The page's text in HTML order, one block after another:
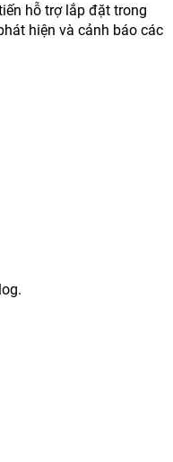
hỗ trợ lắp đặt trong
hiện và cảnh báo các